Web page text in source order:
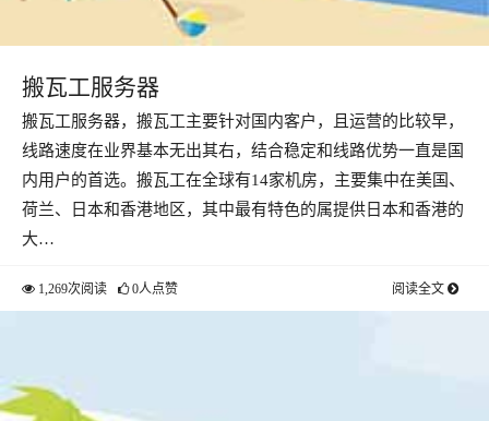
搬瓦工服务器
搬瓦工服务器，搬瓦工主要针对国内客户，且运营的比较早，
线路速度在业界基本无出其右，结合稳定和线路优势一直是国
内用户的首选。搬瓦工在全球有14家机房，主要集中在美国、
荷兰、日本和香港地区，其中最有特色的属提供日本和香港的
大…
1,269次阅读 0人点赞 阅读全文